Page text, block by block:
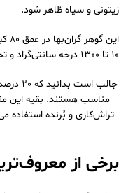
زیتونی و سیاه ظاهر شود.
10 تا 1300 درجه سانتی‌گراد و تحت‌فشار بسیار زیاد تولید می‌شود.
جالب
مناسب هستند. بقیه این
تراش‌کاری و بُرنده استفاده
برخی از